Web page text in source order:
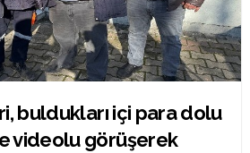
buldukları içi para dolu
videolu görüşerek